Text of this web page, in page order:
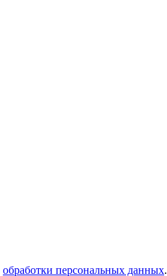
обработки персональных данных.